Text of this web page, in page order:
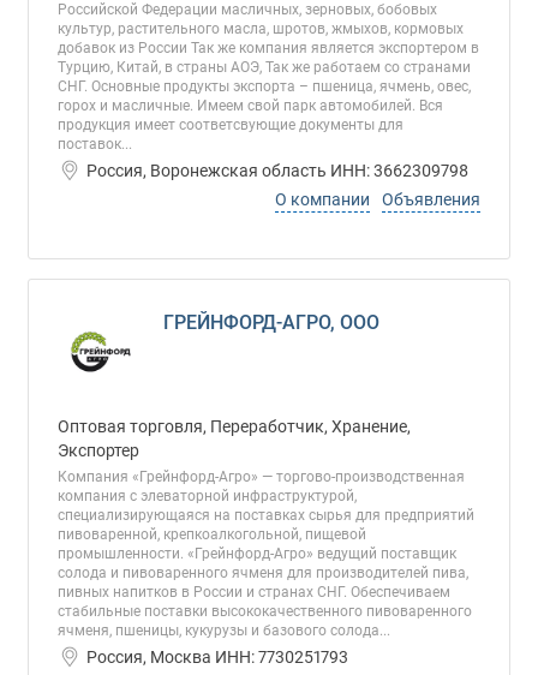
Российской Федерации масличных, зерновых, бобовых
культур, растительного масла, шротов, жмыхов, кормовых
добавок из России Так же компания является экспортером в
Турцию, Китай, в страны АОЭ, Так же работаем со странами
СНГ. Основные продукты экспорта – пшеница, ячмень, овес,
горох и масличные. Имеем свой парк автомобилей. Вся
продукция имеет соответсвующие документы для
поставок...
Россия, Воронежская область ИНН: 3662309798
О компании
Объявления
ГРЕЙНФОРД-АГРО, ООО
Оптовая торговля, Переработчик, Хранение,
Экспортер
Компания «Грейнфорд-Агро» — торгово-производственная
компания с элеваторной инфраструктурой,
специализирующаяся на поставках сырья для предприятий
пивоваренной, крепкоалкогольной, пищевой
промышленности. «Грейнфорд-Агро» ведущий поставщик
солода и пивоваренного ячменя для производителей пива,
пивных напитков в России и странах СНГ. Обеспечиваем
стабильные поставки высококачественного пивоваренного
ячменя, пшеницы, кукурузы и базового солода...
Россия, Москва ИНН: 7730251793